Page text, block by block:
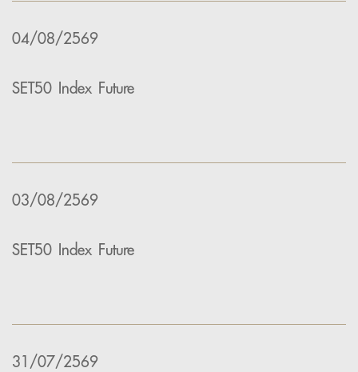
04/08/2569
SET50 Index Future
03/08/2569
SET50 Index Future
31/07/2569